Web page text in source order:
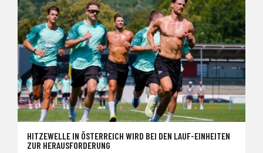
HITZEWELLE IN ÖSTERREICH WIRD BEI DEN LAUF-EINHEITEN
ZUR HERAUSFORDERUNG